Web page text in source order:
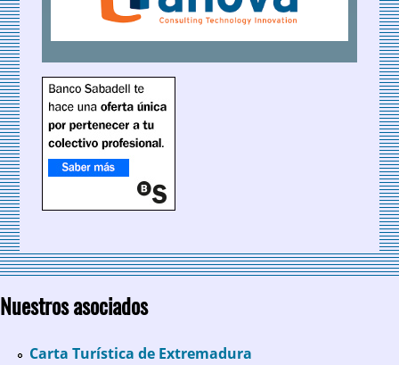
Nuestros asociados
Carta Turística de Extremadura